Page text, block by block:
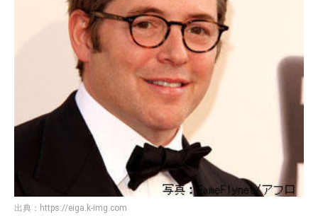
当時、ロバート・ダウニー・Jrさんと別れたばかりのサラジ
ェシカパーカーさんが、兄からマシュー・ブロデリックさん
を紹介されたことから交際がスタートしたそうです。